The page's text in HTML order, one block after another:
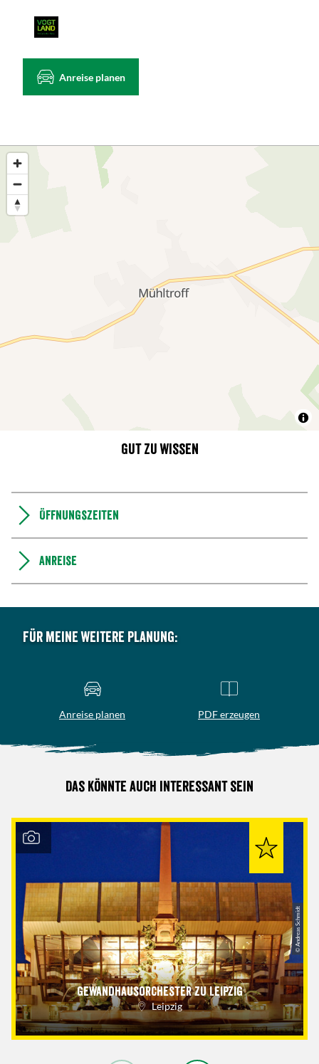
Anreise planen
Gut zu wissen
Öffnungszeiten
Anreise
Für meine weitere Planung:
Anreise planen PDF erzeugen
Das könnte auch interessant sein
Gewandhausorchester zu Leipzig
Leipzig
© Andreas Schmidt